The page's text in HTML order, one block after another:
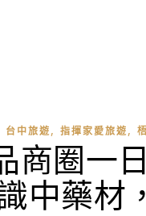
台中旅遊, 指揮家愛旅遊,
商圈一
中藥材